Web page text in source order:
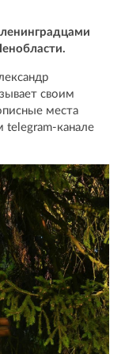
своим
места
telegram-канале